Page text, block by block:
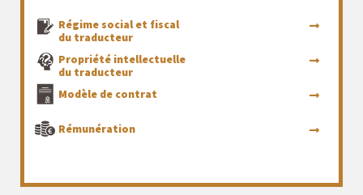
Régime social et fiscal
du traducteur
Propriété intellectuelle
du traducteur
Modèle de contrat
Rémunération